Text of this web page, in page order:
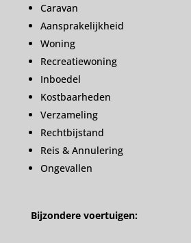
Caravan
Aansprakelijkheid
Woning
Recreatiewoning
Inboedel
Kostbaarheden
Verzameling
Rechtbijstand
Reis & Annulering
Ongevallen
Bijzondere voertuigen: